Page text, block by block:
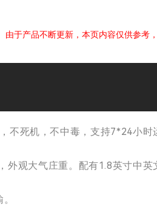
由于产品不断更新，本页内容仅供参考
不死机，不中毒，支持7*24小
观大气庄重。配有1.8英寸中英